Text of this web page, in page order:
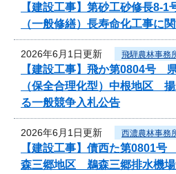
【建設工事】第砂工砂修長
（一般修繕）長寿命化工事に
2026年6月1日更新 飛騨農林事務
【建設工事】飛か第0804号
（保全合理化型）中根地区
る一般競争入札公告
2026年6月1日更新 西濃農林事務
【建設工事】債西た第0801
森三郷地区 鵜森三郷排水機